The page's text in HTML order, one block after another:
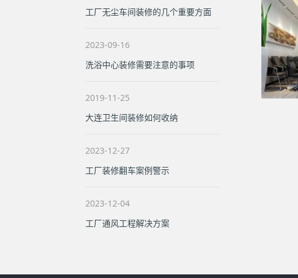
工厂无尘车间装修的几个重要方面
2023-09-16
洗浴中心装修需要注意的事项
2019-11-25
大连卫生间装修如何收纳
2023-12-27
工厂装修翻车案例警示
2023-12-04
工厂通风工程解决方案